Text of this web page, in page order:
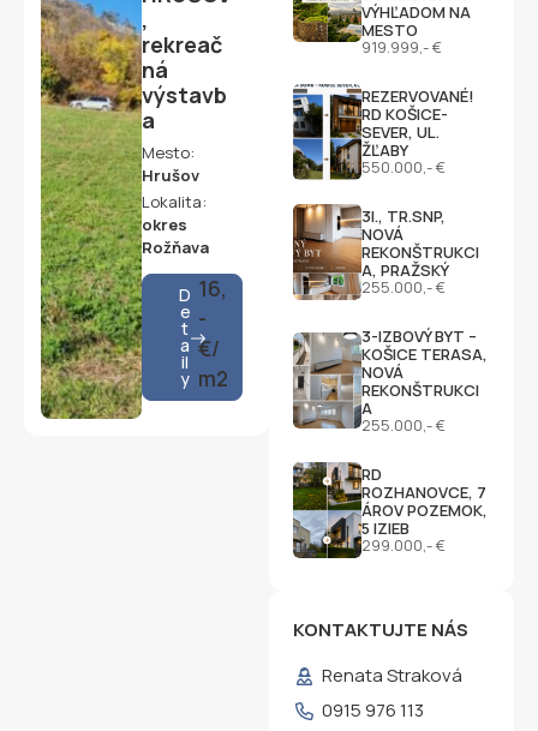
VÝHĽADOM NA
MESTO
919.999,- €
REZERVOVANÉ!
RD KOŠICE-
SEVER, UL.
ŽĽABY
550.000,- €
3I., TR.SNP,
NOVÁ
REKONŠTRUKCI
A, PRAŽSKÝ
255.000,- €
3-IZBOVÝ BYT –
KOŠICE TERASA,
NOVÁ
REKONŠTRUKCI
A
255.000,- €
RD
ROZHANOVCE, 7
ÁROV POZEMOK,
5 IZIEB
299.000,- €
KONTAKTUJTE NÁS
Renata Straková
0915 976 113
,
rekreač
ná
výstavb
a
Mesto:
Hrušov
Lokalita:
okres
Rožňava
D
e
t
a
il
y
16,
-
€/
m2